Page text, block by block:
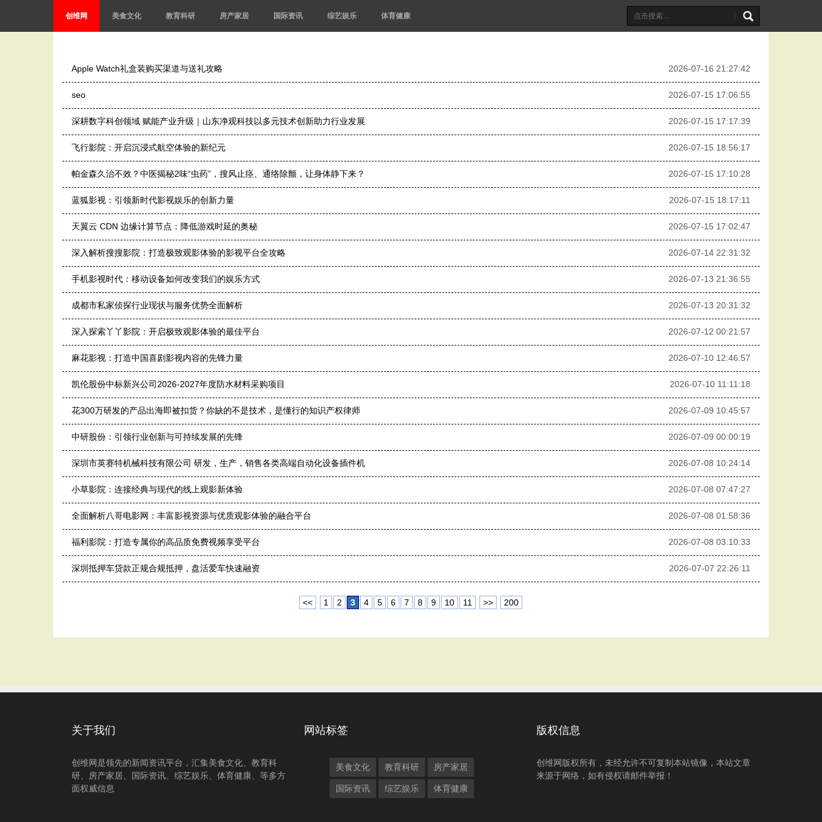
创维网 美食文化 教育科研 房产家居 国际资讯 综艺娱乐 体育健康
Apple Watch礼盒装购买渠道与送礼攻略 2026-07-16 21:27:42
seo 2026-07-15 17:06:55
深耕数字科创领域 赋能产业升级｜山东净观科技以多元技术创新助力行业发展 2026-07-15 17:17:39
飞行影院：开启沉浸式航空体验的新纪元 2026-07-15 18:56:17
帕金森久治不效？中医揭秘2味“虫药”，搜风止痉、通络除颤，让身体静下来？ 2026-07-15 17:10:28
蓝狐影视：引领新时代影视娱乐的创新力量 2026-07-15 18:17:11
天翼云 CDN 边缘计算节点：降低游戏时延的奥秘 2026-07-15 17:02:47
深入解析搜搜影院：打造极致观影体验的影视平台全攻略 2026-07-14 22:31:32
手机影视时代：移动设备如何改变我们的娱乐方式 2026-07-13 21:36:55
成都市私家侦探行业现状与服务优势全面解析 2026-07-13 20:31:32
深入探索丫丫影院：开启极致观影体验的最佳平台 2026-07-12 00:21:57
麻花影视：打造中国喜剧影视内容的先锋力量 2026-07-10 12:46:57
凯伦股份中标新兴公司2026-2027年度防水材料采购项目 2026-07-10 11:11:18
花300万研发的产品出海即被扣货？你缺的不是技术，是懂行的知识产权律师 2026-07-09 10:45:57
中研股份：引领行业创新与可持续发展的先锋 2026-07-09 00:00:19
深圳市英赛特机械科技有限公司 研发，生产，销售各类高端自动化设备插件机 2026-07-08 10:24:14
小草影院：连接经典与现代的线上观影新体验 2026-07-08 07:47:27
全面解析八哥电影网：丰富影视资源与优质观影体验的融合平台 2026-07-08 01:58:36
福利影院：打造专属你的高品质免费视频享受平台 2026-07-08 03:10:33
深圳抵押车贷款正规合规抵押，盘活爱车快速融资 2026-07-07 22:26:11
<< 1 2 3 4 5 6 7 8 9 10 11 >> 200
关于我们
创维网是领先的新闻资讯平台，汇集美食文化、教育科
研、房产家居、国际资讯、综艺娱乐、体育健康、等多方
面权威信息
网站标签
美食文化 教育科研 房产家居
国际资讯 综艺娱乐 体育健康
版权信息
创维网版权所有，未经允许不可复制本站镜像，本站文章
来源于网络，如有侵权请邮件举报！